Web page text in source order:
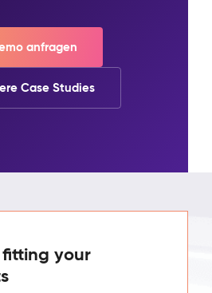
anfragen
Case Studies
your